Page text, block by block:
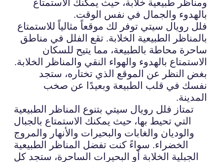
ومناظر طبيعية خلابة، حيث يمكنك الاستمتاع
بالهدوء والجمال في نفس الوقت.
فلل رويال سيتي توفر لك موقعاً مثالياً للاستمتاع
بالمناظر الطبيعية الخلابة. تقع الفلل في مناطق
ساحرة محاطة بالطبيعة، مما يتيح للسكان
الاستمتاع بالهدوء والهواء النقي والمناظر الخلابة.
بغض النظر عن الموقع الذي تختاره، ستجد
نفسك في قلب الطبيعة وبعيدًا عن صخب
المدينة.
تمتاز فلل رويال سيتي بتنوع المناظر الطبيعية
التي تحيط بها، حيث يمكنك الاستمتاع بالجبال
والوديان والغابات والبحيرات والأنهار والمروج
الخضراء. سواءً كنت تفضل المناظر الطبيعية
الجبلية الخلابة أو البحيرات الساحرة، ستجد كل